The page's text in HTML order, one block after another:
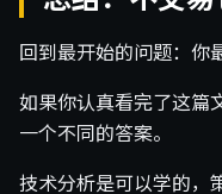
回到最开始的问题：你
如果你认真看完了这篇
一个不同的答案。
技术分析是可以学的，